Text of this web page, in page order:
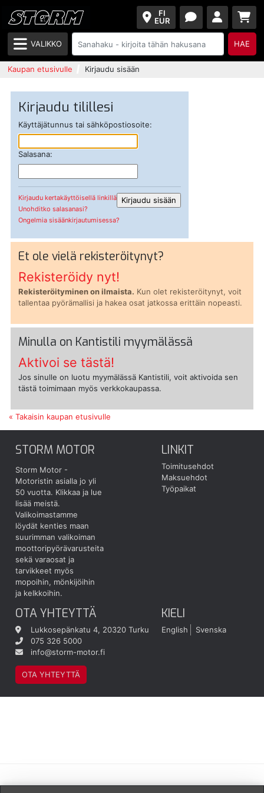
FI
EUR
VALIKKO HAE
Kaupan etusivulle Kirjaudu sisään
Kirjaudu tilillesi
Käyttäjätunnus tai sähköpostiosoite:
Salasana:
Kirjaudu kertakäyttöisellä linkillä
Unohditko salasanasi?
Ongelmia sisäänkirjautumisessa?
Et ole vielä rekisteröitynyt?
Rekisteröidy nyt!
Rekisteröityminen on ilmaista. Kun olet rekisteröitynyt, voit
tallentaa pyörämallisi ja hakea osat jatkossa erittäin nopeasti.
Minulla on Kantistili myymälässä
Aktivoi se tästä!
Jos sinulle on luotu myymälässä Kantistili, voit aktivoida sen
tästä toimimaan myös verkkokaupassa.
« Takaisin kaupan etusivulle
STORM MOTOR
Storm Motor -
Motoristin asialla jo yli
50 vuotta. Klikkaa ja lue
lisää meistä.
Valikoimastamme
löydät kenties maan
suurimman valikoiman
moottoripyörävarusteita
sekä varaosat ja
tarvikkeet myös
mopoihin, mönkijöihin
ja kelkkoihin.
LINKIT
Toimitusehdot
Maksuehdot
Työpaikat
OTA YHTEYTTÄ
Lukkosepänkatu 4, 20320 Turku
075 326 5000
info@storm-motor.fi
OTA YHTEYTTÄ
KIELI
English Svenska